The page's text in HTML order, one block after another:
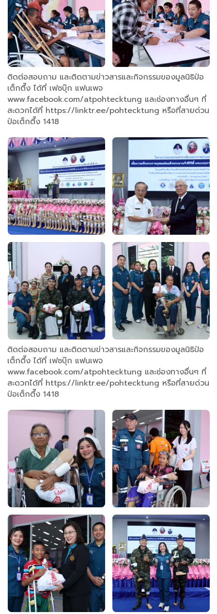
ติดต่อสอบถาม และติดตามข่าวสารและกิจกรรมของมูลนิธิป่อ
เต็กตึ๊ง ได้ที่ เฟซบุ๊ก แฟนเพจ
www.facebook.com/atpohtecktung และช่องทางอื่นๆ ที่
สะดวกได้ที่ https://linktr.ee/pohtecktung หรือที่สายด่วน
ป่อเต็กตึ๊ง 1418
ติดต่อสอบถาม และติดตามข่าวสารและกิจกรรมของมูลนิธิป่อ
เต็กตึ๊ง ได้ที่ เฟซบุ๊ก แฟนเพจ
www.facebook.com/atpohtecktung และช่องทางอื่นๆ ที่
สะดวกได้ที่ https://linktr.ee/pohtecktung หรือที่สายด่วน
ป่อเต็กตึ๊ง 1418